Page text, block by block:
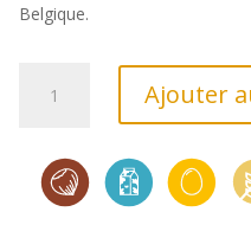
Belgique.
fraise-
basilic
Ajouter